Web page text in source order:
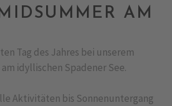
AM
Tag des Jahres bei unserem
idyllischen Spadener See.
Aktivitäten bis Sonnenuntergang